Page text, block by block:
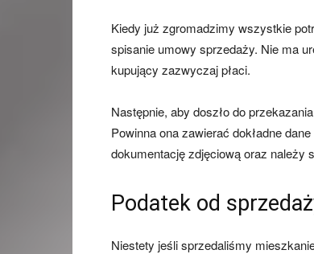
Kiedy już zgromadzimy wszystkie
spisanie umowy sprzedaży. Nie ma
kupujący zazwyczaj płaci.
Następnie, aby doszło do
Powinna ona zawierać dokładne
dokumentację zdjęciową oraz należy
Podatek od
Niestety jeśli sprzedaliśmy